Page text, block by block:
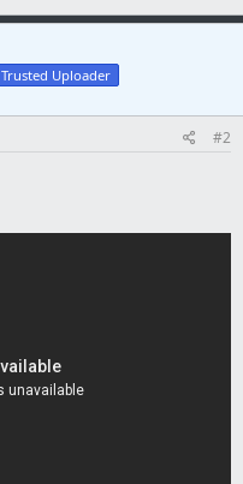
Trusted Uploader
#2